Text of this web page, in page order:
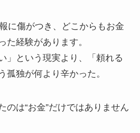
に傷がつき、どこからもお金
た経験があります。
」という現実より、「頼れる
孤独が何より辛かった。
のは“お金”だけではありません